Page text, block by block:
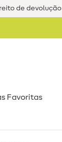
de devolução
Favoritas